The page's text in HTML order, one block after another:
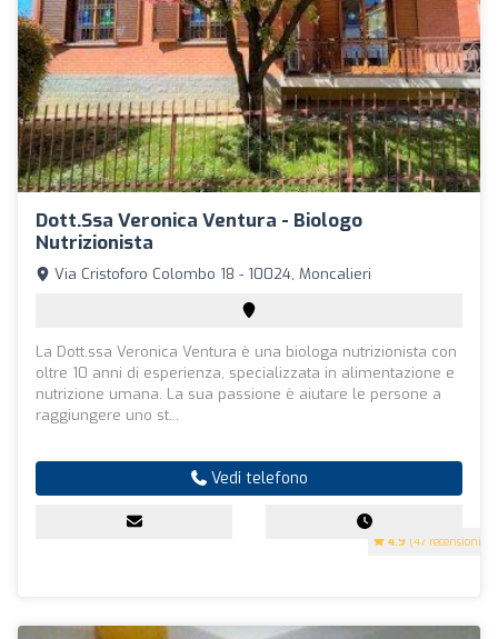
Dott.ssa Veronica Ventura - Biologo
Nutrizionista
4.9 (47 recensioni)
Via Cristoforo Colombo 18 - 10024, Moncalieri
La Dott.ssa Veronica Ventura è una biologa nutrizionista con
oltre 10 anni di esperienza, specializzata in alimentazione e
nutrizione umana. La sua passione è aiutare le persone a
raggiungere uno st...
Vedi telefono